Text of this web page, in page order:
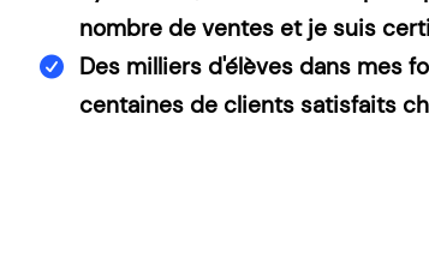
nombre de ventes et je suis
Des milliers d'élèves dans mes
centaines de clients satisfaits